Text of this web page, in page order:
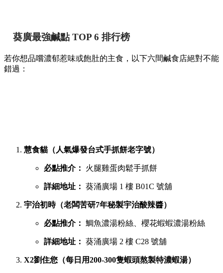
葵廣最強鹹點 TOP 6 排行榜
若你想品嚐濃郁惹味或飽肚的主食，以下六間鹹食店絕對不能
錯過：
慧食貓（人氣爆發台式手抓餅老字號）
必點推介： 火腿雞蛋肉鬆手抓餅
詳細地址： 葵涌廣場 1 樓 B01C 號舖
宇治初時（老闆苦研7年秘製宇治酸辣醬）
必點推介： 鯛魚濃湯粉絲、櫻花蝦蝦濃湯粉絲
詳細地址： 葵涌廣場 2 樓 C28 號舖
X2劉住您（每日用200-300隻蝦頭熬製特濃蝦湯）